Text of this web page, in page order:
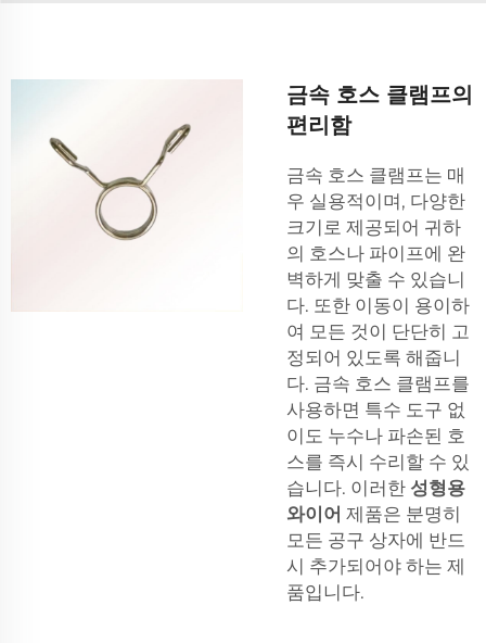
금속 호스 클램프의
편리함
금속 호스 클램프는 매
우 실용적이며, 다양한
크기로 제공되어 귀하
의 호스나 파이프에 완
벽하게 맞출 수 있습니
다. 또한 이동이 용이하
여 모든 것이 단단히 고
정되어 있도록 해줍니
다. 금속 호스 클램프를
사용하면 특수 도구 없
이도 누수나 파손된 호
스를 즉시 수리할 수 있
습니다. 이러한 성형용
와이어 제품은 분명히
모든 공구 상자에 반드
시 추가되어야 하는 제
품입니다.